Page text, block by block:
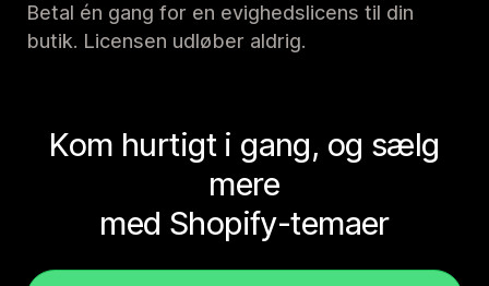
Betal én gang for en evighedslicens til din
butik. Licensen udløber aldrig.
Kom hurtigt i gang, og sælg
mere
med Shopify-temaer